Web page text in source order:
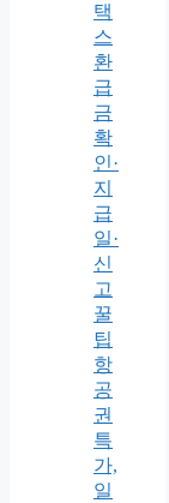
택
스
환
급
금
확
인·
지
급
일·
신
고
꿀
팁
항
공
권
특
가,
일